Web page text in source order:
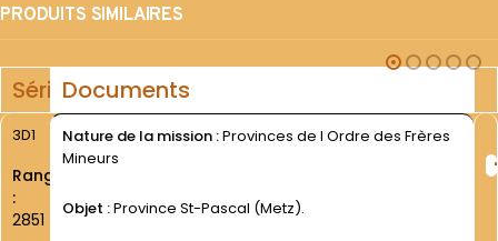
PRODUITS SIMILAIRES
SérieDocuments
3D1
Rang
:
2851
Nature de la mission :Provinces de l Ordre des Frères
Mineurs
Objet :Province St-Pascal (Metz).